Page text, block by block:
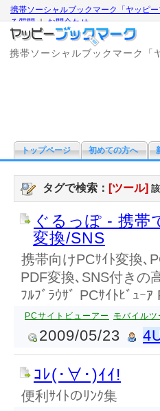
携帯ソーシャルブックマーク「ヤッピー
る質問｜お問合わせ
携帯ソーシャルブックマーク「
トップページ 初めての方へ
タグで検索： [ツール]
ぐるっぽ - 携帯
変換/SNS
携帯向けPCｻｲﾄ変換､
PDF変換､SNS付きの
ﾌﾙﾌﾞﾗｳｻﾞ PCｻｲﾄﾋﾞｭｰ
PCサイトビューアー モバイルツ
2009/05/23
ｺﾚ(･∀･)ｲｲ!
便利ｻｲﾄのﾘﾝｸ集